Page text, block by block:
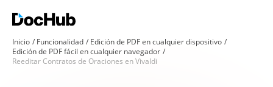
Inicio Funcionalidad
Edición de PDF en cualquier dispositivo
Edición de PDF fácil en cualquier navegador
Reeditar Contratos de Oraciones en Vivaldi